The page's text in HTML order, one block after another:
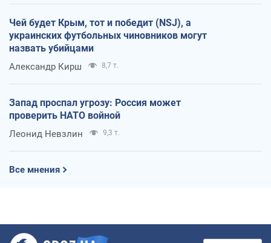
Чей будет Крым, тот и победит (NSJ), а
украинских футбольных чиновников могут
назвать убийцами
Александр Кирш 8,7 т.
Запад проспал угрозу: Россия может
проверить НАТО войной
Леонид Невзлин 9,3 т.
Все мнения